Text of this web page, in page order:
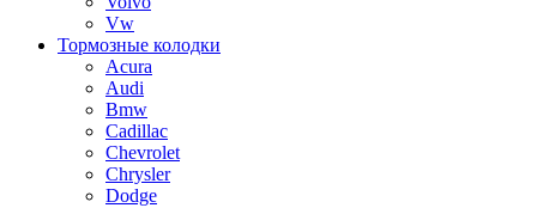
Vw
Тормозные колодки
Acura
Audi
Bmw
Cadillac
Chevrolet
Chrysler
Dodge